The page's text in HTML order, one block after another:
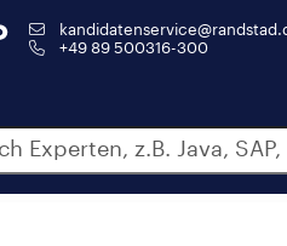
+49 89 500316-300